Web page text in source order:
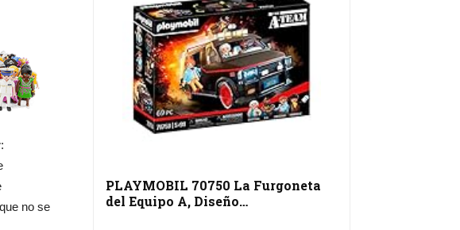
:
no se
PLAYMOBIL 70750 La Furgoneta
del Equipo A, Diseño…